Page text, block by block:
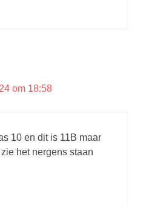
om 18:58
10 en dit is 11B maar
het nergens staan